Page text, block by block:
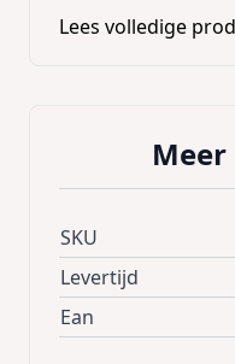
Lees volledige
SKU
Levertijd
Ean